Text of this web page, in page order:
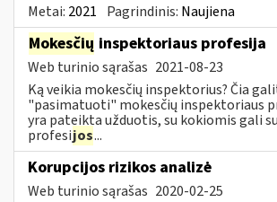
Metai: 2021 Pagrindinis: Naujiena
Mokesčių inspektoriaus profesija
Web turinio sąrašas 2021-08-23
Ką veikia mokesčių inspektorius? Čia
"pasimatuoti" mokesčių inspektoriaus
yra pateikta užduotis, su kokiomis gali
profesijos...
Korupcijos rizikos analizė
Web turinio sąrašas 2020-02-25